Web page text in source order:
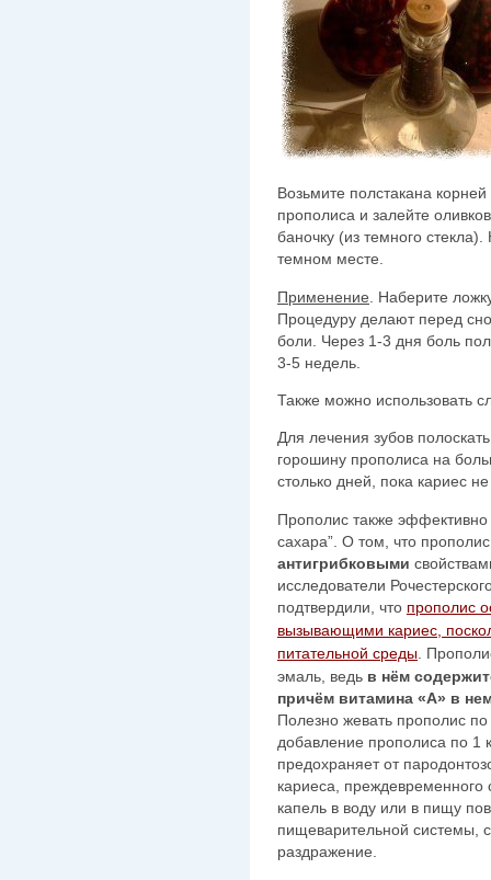
Возьмите полстакана
прополиса и залейте
баночку (из темного
темном месте.
Применение . Наберите
Процедуру делают перед
боли. Через 1-3 дня боль
3-5 недель.
Также можно использовать
Для лечения зубов
горошину прополиса на
столько дней, пока кариес
Прополис также эффективно
сахара”. О том, что
антигрибковыми
исследователи
подтвердили, что прополис
вызывающими кариес,
питательной среды .
эмаль, ведь в нём
причём витамина «А» в
Полезно жевать прополис
добавление прополиса по 1
предохраняет от
кариеса, преждевременного
капель в воду или в пищу
пищеварительной системы,
раздражение.